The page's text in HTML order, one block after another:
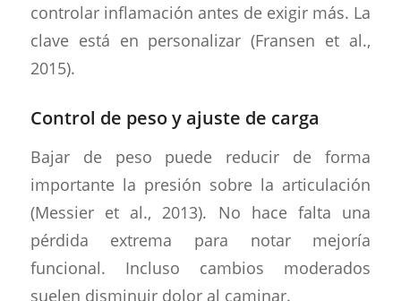
controlar inflamación antes de exigir más. La
clave está en personalizar (Fransen et al.,
2015).
Control de peso y ajuste de carga
Bajar de peso puede reducir de forma
importante la presión sobre la articulación
(Messier et al., 2013). No hace falta una
pérdida extrema para notar mejoría
funcional. Incluso cambios moderados
suelen disminuir dolor al caminar.